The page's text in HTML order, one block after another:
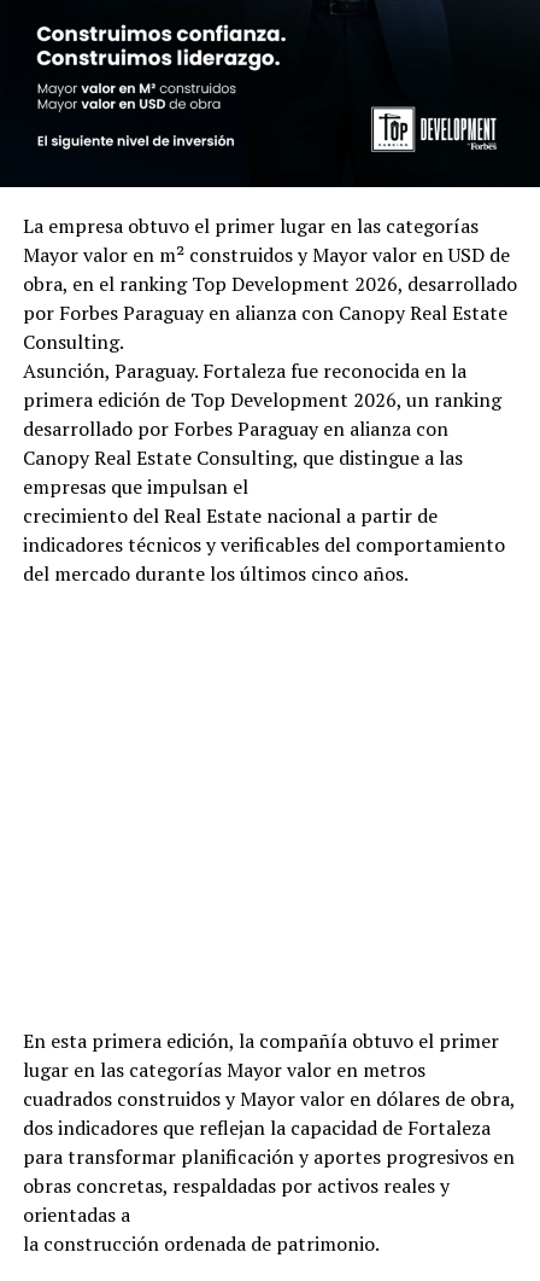
La empresa obtuvo el primer lugar en las categorías
Mayor valor en m² construidos y Mayor valor en USD de
obra, en el ranking Top Development 2026, desarrollado
por Forbes Paraguay en alianza con Canopy Real Estate
Consulting.
Asunción, Paraguay. Fortaleza fue reconocida en la
primera edición de Top Development 2026, un ranking
desarrollado por Forbes Paraguay en alianza con
Canopy Real Estate Consulting, que distingue a las
empresas que impulsan el
crecimiento del Real Estate nacional a partir de
indicadores técnicos y verificables del comportamiento
del mercado durante los últimos cinco años.
En esta primera edición, la compañía obtuvo el primer
lugar en las categorías Mayor valor en metros
cuadrados construidos y Mayor valor en dólares de obra,
dos indicadores que reflejan la capacidad de Fortaleza
para transformar planificación y aportes progresivos en
obras concretas, respaldadas por activos reales y
orientadas a
la construcción ordenada de patrimonio.